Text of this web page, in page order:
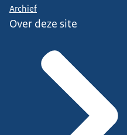
Archief
Over deze site